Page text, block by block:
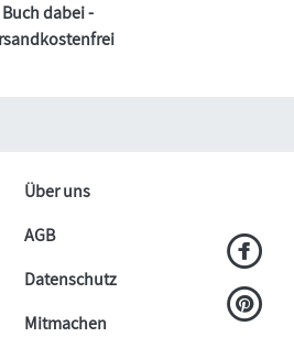
Buch dabei -
Über uns
AGB
Datenschutz
Mitmachen